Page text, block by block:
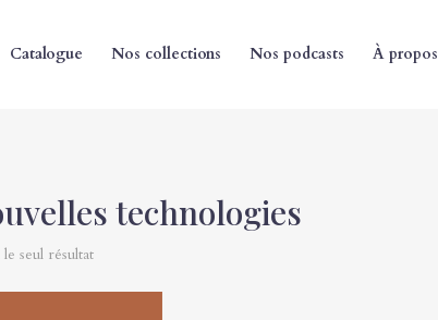
Catalogue Nos collections Nos podcasts À propos
technologies
seul résultat